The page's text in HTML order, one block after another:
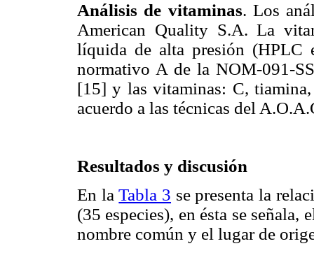
Análisis de vitaminas. Los
American Quality S.A. La
líquida de alta presión (HPLC
normativo A de la NOM-091-
[15] y las vitaminas: C,
acuerdo a las técnicas del
Resultados y discusión
En laTabla 3 se presenta la
(35 especies), en ésta se
nombre común y el lugar de